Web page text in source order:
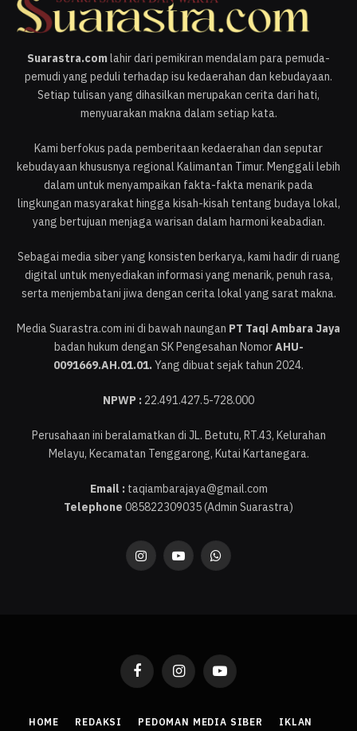
Suarastra.comlahir dari pemikiran mendalam para pemuda-
pemudi yang peduli terhadap isu kedaerahan dan kebudayaan.
Setiap tulisan yang dihasilkan merupakan cerita dari hati,
menyuarakan makna dalam setiap kata.
Kami berfokus pada pemberitaan kedaerahan dan seputar
kebudayaan khususnya regional Kalimantan Timur. Menggali lebih
dalam untuk menyampaikan fakta-fakta menarik pada
lingkungan masyarakat hingga kisah-kisah tentang budaya lokal,
yang bertujuan menjaga warisan dalam harmoni keabadian.
Sebagai media siber yang konsisten berkarya, kami hadir di ruang
digital untuk menyediakan informasi yang menarik, penuh rasa,
serta menjembatani jiwa dengan cerita lokal yang sarat makna.
Media Suarastra.com ini di bawah naungan PT Taqi Ambara Jaya
badan hukum dengan SK Pengesahan NomorAHU-
0091669.AH.01.01.Yang dibuat sejak tahun 2024.
NPWP : 22.491.427.5-728.000
Perusahaan ini beralamatkan di JL. Betutu, RT.43, Kelurahan
Melayu, Kecamatan Tenggarong, Kutai Kartanegara.
Email :taqiambarajaya@gmail.com
Telephone 085822309035 (Admin Suarastra)
InstagramYouTubeWhatsApp
FacebookInstagramYouTube
HOME REDAKSI PEDOMAN MEDIA SIBER IKLAN